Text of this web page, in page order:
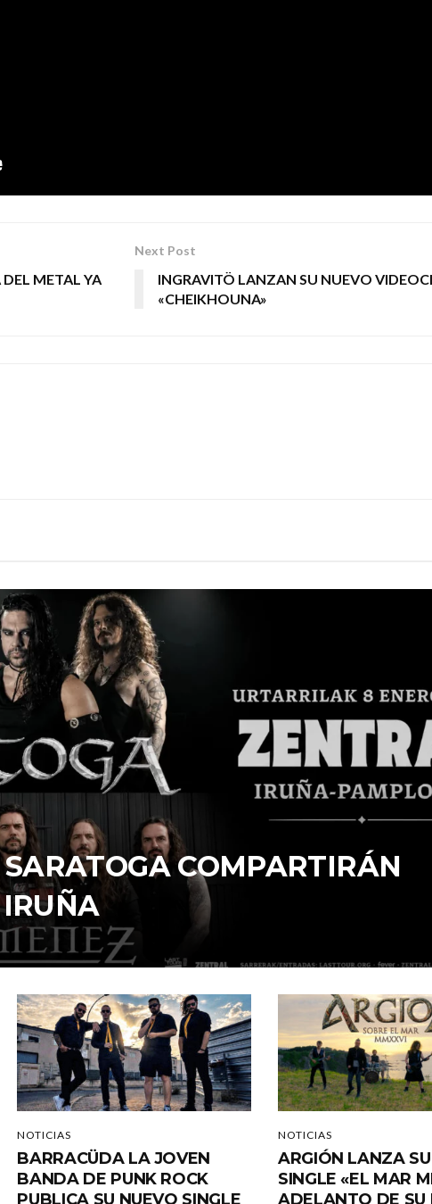
METAL YA
Next Post
INGRAVITÖ LANZAN SU NUEVO
«CHEIKHOUNA»
COMPARTIRÁN
NOTICIAS
BARRACÜDA LA JOVEN
BANDA DE PUNK ROCK
PUBLICA SU NUEVO SINGLE
NOTICIAS
ARGIÓN LANZA
SINGLE «EL MAR
ADELANTO DE SU